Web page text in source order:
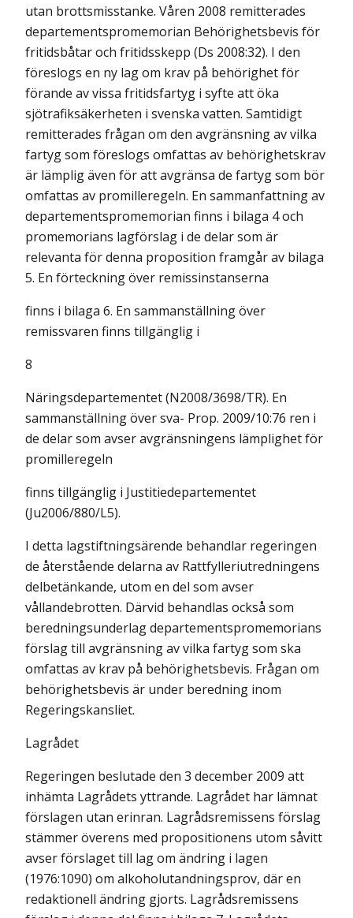
utan brottsmisstanke. Våren 2008 remitterades
departementspromemorian Behörighetsbevis för
fritidsbåtar och fritidsskepp (Ds 2008:32). I den
föreslogs en ny lag om krav på behörighet för
förande av vissa fritidsfartyg i syfte att öka
sjötrafiksäkerheten i svenska vatten. Samtidigt
remitterades frågan om den avgränsning av vilka
fartyg som föreslogs omfattas av behörighetskrav
är lämplig även för att avgränsa de fartyg som bör
omfattas av promilleregeln. En sammanfattning av
departementspromemorian finns i bilaga 4 och
promemorians lagförslag i de delar som är
relevanta för denna proposition framgår av bilaga
5. En förteckning över remissinstanserna
finns i bilaga 6. En sammanställning över
remissvaren finns tillgänglig i
8
Näringsdepartementet (N2008/3698/TR). En
sammanställning över sva- Prop. 2009/10:76 ren i
de delar som avser avgränsningens lämplighet för
promilleregeln
finns tillgänglig i Justitiedepartementet
(Ju2006/880/L5).
I detta lagstiftningsärende behandlar regeringen
de återstående delarna av Rattfylleriutredningens
delbetänkande, utom en del som avser
vållandebrotten. Därvid behandlas också som
beredningsunderlag departementspromemorians
förslag till avgränsning av vilka fartyg som ska
omfattas av krav på behörighetsbevis. Frågan om
behörighetsbevis är under beredning inom
Regeringskansliet.
Lagrådet
Regeringen beslutade den 3 december 2009 att
inhämta Lagrådets yttrande. Lagrådet har lämnat
förslagen utan erinran. Lagrådsremissens förslag
stämmer överens med propositionens utom såvitt
avser förslaget till lag om ändring i lagen
(1976:1090) om alkoholutandningsprov, där en
redaktionell ändring gjorts. Lagrådsremissens